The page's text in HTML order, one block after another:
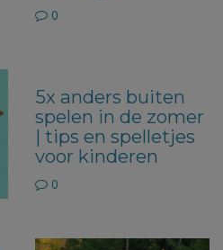
0
5x anders buiten
spelen in de zomer
| tips en spelletjes
voor kinderen
0